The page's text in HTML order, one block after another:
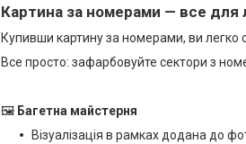
Картина за номерами — все для
Купивши картину за номерами, ви легко
Все просто: зафарбовуйте сектори з
🖼 Багетна майстерня
Візуалізація в рамках додана до